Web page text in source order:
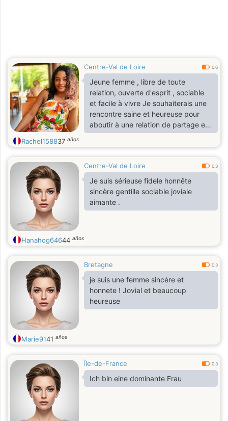
Centre-Val de Loire 0.6
Jeune femme , libre de toute
relation, ouverte d'esprit , sociable
et facile à vivre Je souhaiterais une
rencontre saine et heureuse pour
aboutir à une relation de partage et
de l'acceptation de l'autre .
Rachel158837 años
Centre-Val de Loire 0.3
Je suis sérieuse fidele honnête
sincère gentille sociable joviale
aimante .
Hanahog64644 años
Bretagne 0.3
je suis une femme sincère et
honnete ! Jovial et beaucoup
heureuse
Marie9141 años
Île-de-France 0.3
Ich bin eine dominante Frau